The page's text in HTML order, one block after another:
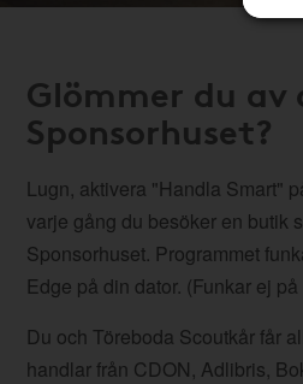
Glömmer du
Sponsorhuset?
Lugn, aktivera "Handla Smart"
varje gång du besöker en butik
Sponsorhuset. Programmet
Edge på din dator. (Funkar ej
Du och Töreboda Scoutkår får
handlar från CDON, Adlibris,